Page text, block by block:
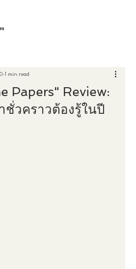
Papers" Review:
วคราวต้องรู้ในปี
1 min read